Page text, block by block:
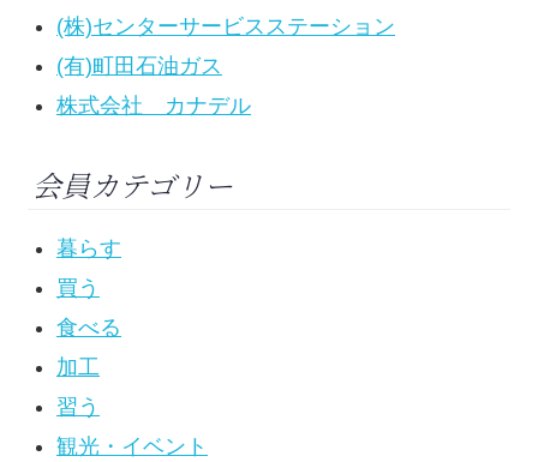
(株)センターサービスステーション
(有)町田石油ガス
株式会社 カナデル
会員カテゴリー
暮らす
買う
食べる
加工
習う
観光・イベント